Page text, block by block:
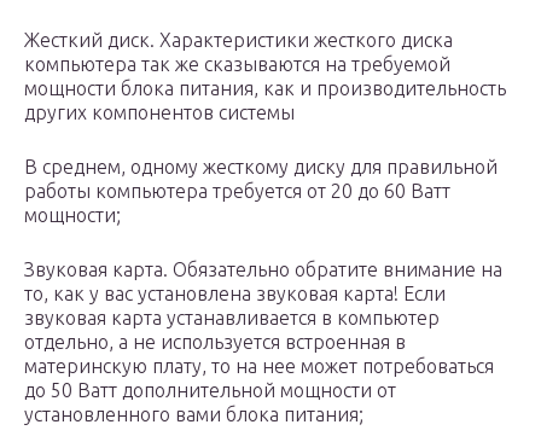
Жесткий диск. Характеристики жесткого диска
компьютера так же сказываются на требуемой
мощности блока питания, как и производительность
других компонентов системы
В среднем, одному жесткому диску для правильной
работы компьютера требуется от 20 до 60 Ватт
мощности;
Звуковая карта. Обязательно обратите внимание на
то, как у вас установлена звуковая карта! Если
звуковая карта устанавливается в компьютер
отдельно, а не используется встроенная в
материнскую плату, то на нее может потребоваться
до 50 Ватт дополнительной мощности от
установленного вами блока питания;